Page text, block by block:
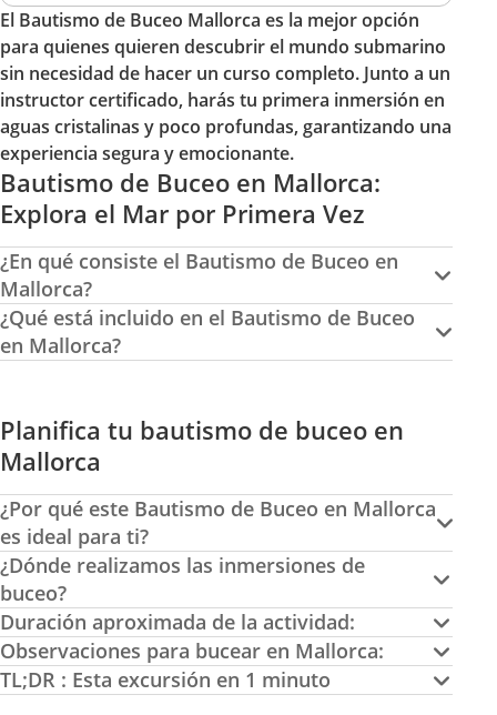
El Bautismo de Buceo Mallorca es la mejor opción
para quienes quieren descubrir el mundo submarino
sin necesidad de hacer un curso completo. Junto a un
instructor certificado, harás tu primera inmersión en
aguas cristalinas y poco profundas, garantizando una
experiencia segura y emocionante.
Bautismo de Buceo en Mallorca:
Explora el Mar por Primera Vez
¿En qué consiste el Bautismo de Buceo en
Mallorca?
¿Qué está incluido en el Bautismo de Buceo
en Mallorca?
Planifica tu bautismo de buceo en
Mallorca
¿Por qué este Bautismo de Buceo en Mallorca
es ideal para ti?
¿Dónde realizamos las inmersiones de
buceo?
Duración aproximada de la actividad:
Observaciones para bucear en Mallorca:
TL;DR : Esta excursión en 1 minuto